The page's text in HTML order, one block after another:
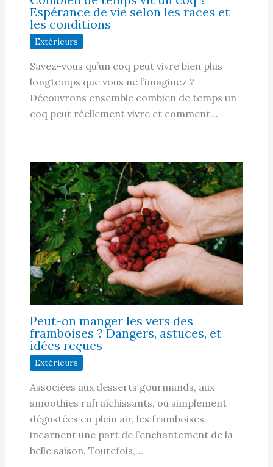
Espérance de vie selon les races et
les conditions
Extérieurs
Savez-vous qu’un coq peut vivre bien plus
longtemps que vous ne l’imaginez ?
Découvrons ensemble combien de temps un
coq peut réellement vivre et comment…
Peut-on manger les vers des
framboises ? Dangers, astuces, et
idées reçues
Extérieurs
Associées aux desserts gourmands, aux
smoothies rafraîchissants, ou simplement
dégustées en plein air, les framboises
incarnent une part de l’enchantement de la
belle saison. Toutefois,…